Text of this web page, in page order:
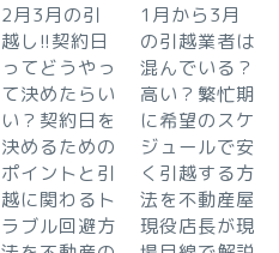
2月3月の引
越し!!契約日
ってどうやっ
て決めたらい
い？契約日を
決めるための
ポイントと引
越に関わるト
ラブル回避方
1月から3月
の引越業者は
混んでいる？
高い？繁忙期
に希望のスケ
ジュールで安
く引越する方
法を不動産屋
現役店長が現